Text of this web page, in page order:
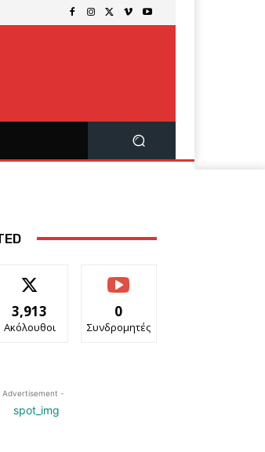
3,913
Ακόλουθοι
0
Συνδρομητές
Advertisement -